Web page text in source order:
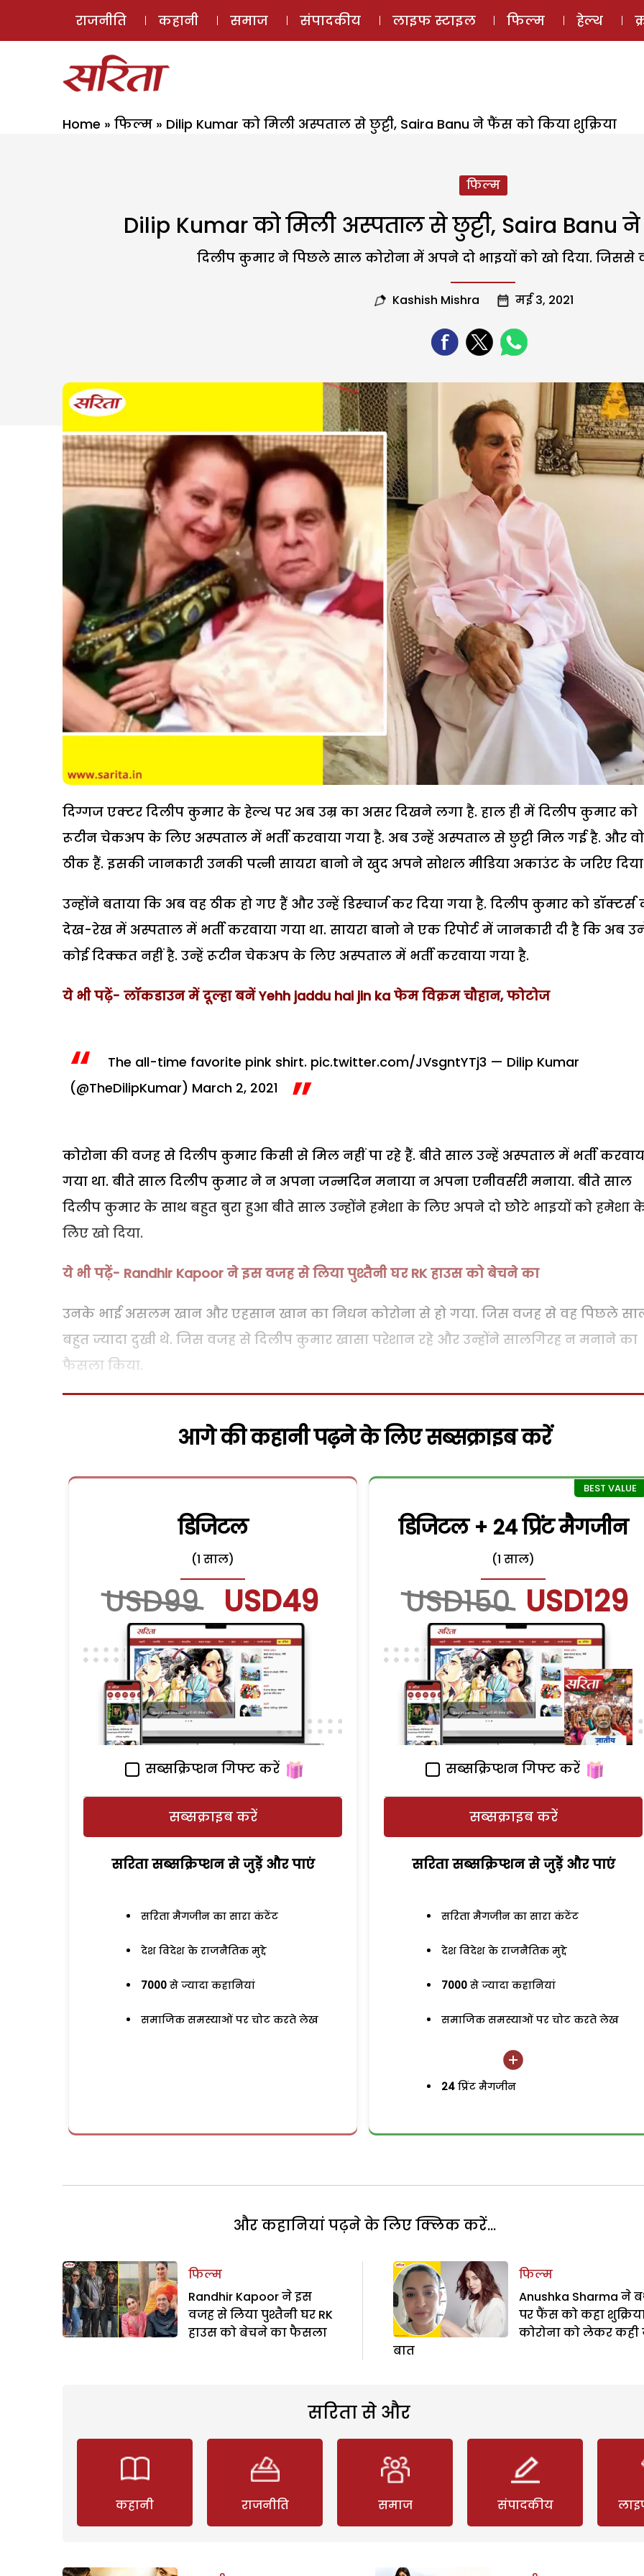
ई-मैगज़ीन
राजनीति कहानी समाज संपादकीय लाइफ स्टाइल फिल्म हेल्थ
Home » फिल्म » Dilip Kumar को मिली अस्पताल से छुट्टी, Saira Banu ने फैंस को किया शुक्रिया
फिल्म
Dilip Kumar को मिली अस्पताल से छुट्टी, Saira Banu
दिलीप कुमार ने पिछले साल कोरोना में अपने दो भाइयों को खो दिया. जिससे
Kashish Mishra मई 3, 2021
दिग्गज एक्टर दिलीप कुमार के हेल्थ पर अब उम्र का असर दिखने लगा है. हाल ही में दिलीप कुमार को
रूटीन चेकअप के लिए अस्पताल में भर्ती करवाया गया है. अब उन्हें अस्पताल से छुट्टी मिल गई है. और वो
ठीक हैं. इसकी जानकारी उनकी पत्नी सायरा बानो ने खुद अपने सोशल मीडिया अकाउंट के जरिए
उन्होंने बताया कि अब वह ठीक हो गए हैं और उन्हें डिस्चार्ज कर दिया गया है. दिलीप कुमार को डॉक्टर्स
देख-रेख में अस्पताल में भर्ती करवाया गया था. सायरा बानो ने एक रिपोर्ट में जानकारी दी है कि अब
कोई दिक्कत नहीं है. उन्हें रूटीन चेकअप के लिए अस्पताल में भर्ती करवाया गया है.
ये भी पढ़ें- लॉकडाउन में दूल्हा बनें Yehh jaddu hai jin ka फेम विक्रम चौहान, फोटोज
The all-time favorite pink shirt. pic.twitter.com/JVsgntYTj3 — Dilip Kumar
(@TheDilipKumar) March 2, 2021
कोरोना की वजह से दिलीप कुमार किसी से मिल नहीं पा रहे हैं. बीते साल उन्हें अस्पताल में भर्ती
गया था. बीते साल दिलीप कुमार ने न अपना जन्मदिन मनाया न अपना एनीवर्सरी मनाया. बीते साल
दिलीप कुमार के साथ बहुत बुरा हुआ बीते साल उन्होंने हमेशा के लिए अपने दो छोेटे भाइयों को हमेशा
लिेेए खो दिया.
ये भी पढ़ें- Randhir Kapoor ने इस वजह से लिया पुश्तैनी घर RK हाउस को बेचने का
उनके भाई असलम खान और एहसान खान का निधन कोरोना से हो गया. जिस वजह से वह पिछले
बहुत ज्यादा दुखी थे. जिस वजह से दिलीप कुमार खासा परेशान रहे और उन्होंने सालगिरह न मनाने का
फैसला किया.
आगे की कहानी पढ़ने के लिए सब्सक्राइब करें
डिजिटल
(1 साल)
USD99 USD49
सब्सक्रिप्शन गिफ्ट करें
सब्सक्राइब करें
सरिता सब्सक्रिप्शन से जुड़ेें और पाएं
सरिता मैगजीन का सारा कंटेंट
देश विदेश के राजनैतिक मुद्दे
7000 से ज्यादा कहानियां
समाजिक समस्याओं पर चोट करते लेख
डिजिटल + 24 प्रिंट मैगजीन
(1 साल)
USD150 USD129
सब्सक्रिप्शन गिफ्ट करें
सब्सक्राइब करें
सरिता सब्सक्रिप्शन से जुड़ेें और पाएं
सरिता मैगजीन का सारा कंटेंट
देश विदेश के राजनैतिक मुद्दे
7000 से ज्यादा कहानियां
समाजिक समस्याओं पर चोट करते लेख
24 प्रिंट मैगजीन
और कहानियां पढ़ने के लिए क्लिक करें...
फिल्म
Randhir Kapoor ने इस
वजह से लिया पुश्तैनी घर RK
हाउस को बेचने का फैसला
फिल्म
Anushka Sharma ने
पर फैंस को कहा
कोरोना को लेकर कही
बात
सरिता से और
कहानी राजनीति समाज संपादकीय